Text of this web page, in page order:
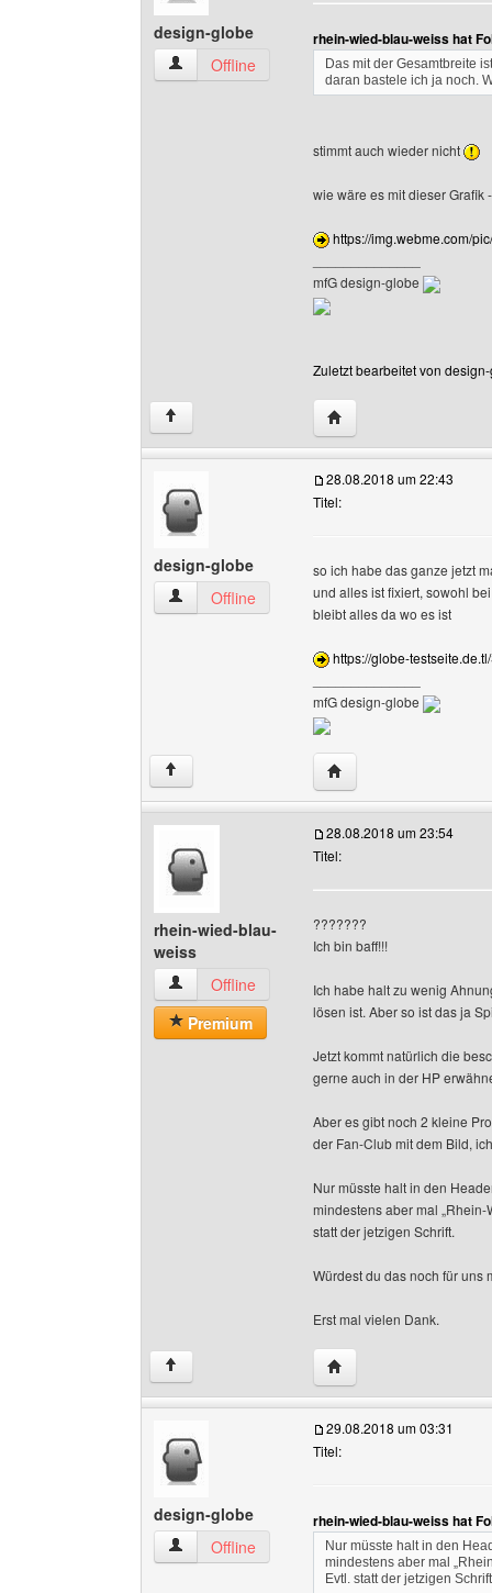
design-globe
design-globe Benutzer-Profile anzeigen
Offline
rhein-wied-blau-weiss hat
Das mit der Gesamtbreite
daran bastele ich ja noch.
stimmt auch wieder nicht
wie wäre es mit dieser Grafik
https://img.webme.com/
mfG design-globe
Zuletzt bearbeitet von
↑ Website dieses
design-globe
design-globe Benutzer-Profile anzeigen
Offline
28.08.2018 um 22:43
Titel:
so ich habe das ganze jetzt
und alles ist fixiert, sowohl
bleibt alles da wo es ist
https://globe-
mfG design-globe
↑ Website dieses
rhein-wied-blau-
weiss
rhein-wied-blau-weiss Benutzer-Profile
Offline
Premium
28.08.2018 um 23:54
Titel:
???????
Ich bin baff!!!
Ich habe halt zu wenig
lösen ist. Aber so ist das ja
Jetzt kommt natürlich die
gerne auch in der HP
Aber es gibt noch 2 kleine
der Fan-Club mit dem Bild,
Nur müsste halt in den
mindestens aber mal
statt der jetzigen Schrift.
Würdest du das noch für uns
Erst mal vielen Dank.
↑ Website dieses
design-globe
design-globe Benutzer-Profile anzeigen
Offline
29.08.2018 um 03:31
Titel:
rhein-wied-blau-weiss hat
Nur müsste halt in den
mindestens aber mal
Evtl. statt der jetzigen